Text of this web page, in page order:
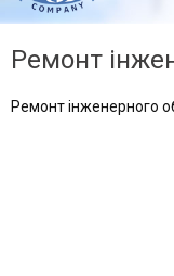
Ремонт
Ремонт інженерного